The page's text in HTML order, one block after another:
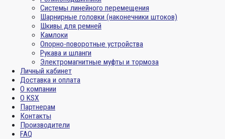
Системы линейного перемещения
Шарнирные головки (наконечники штоков)
Шкивы для ремней
Камлоки
Опорно-поворотные устройства
Рукава и шланги
Электромагнитные муфты и тормоза
Личный кабинет
Доставка и оплата
О компании
О KSX
Партнерам
Контакты
Производители
FAQ